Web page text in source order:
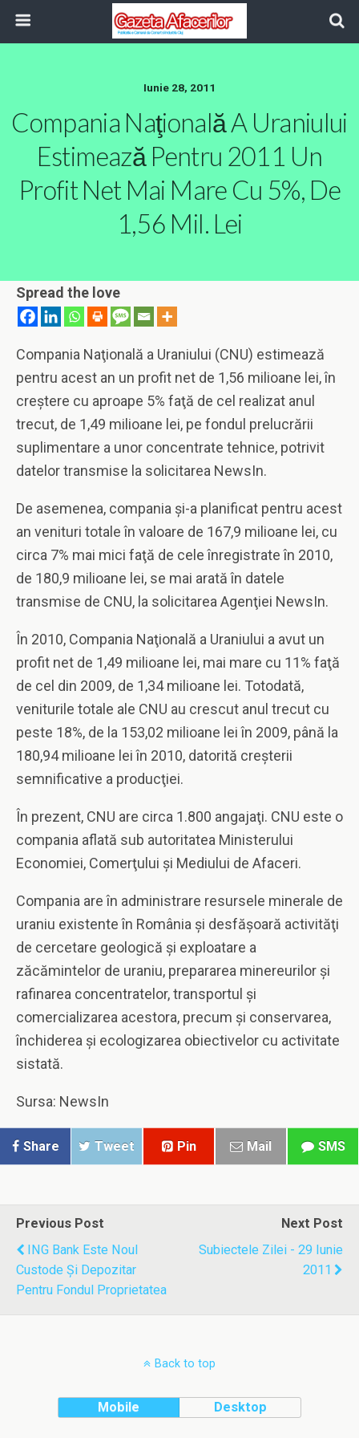
Iunie 28, 2011
Compania Naţională A Uraniului
Estimează Pentru 2011 Un
Profit Net Mai Mare Cu 5%, De
1,56 Mil. Lei
Spread the love
Compania Naţională a Uraniului (CNU) estimează
pentru acest an un profit net de 1,56 milioane lei, în
creştere cu aproape 5% faţă de cel realizat anul
trecut, de 1,49 milioane lei, pe fondul prelucrării
suplimentare a unor concentrate tehnice, potrivit
datelor transmise la solicitarea NewsIn.
De asemenea, compania şi-a planificat pentru acest
an venituri totale în valoare de 167,9 milioane lei, cu
circa 7% mai mici faţă de cele înregistrate în 2010,
de 180,9 milioane lei, se mai arată în datele
transmise de CNU, la solicitarea Agenţiei NewsIn.
În 2010, Compania Naţională a Uraniului a avut un
profit net de 1,49 milioane lei, mai mare cu 11% faţă
de cel din 2009, de 1,34 milioane lei. Totodată,
veniturile totale ale CNU au crescut anul trecut cu
peste 18%, de la 153,02 milioane lei în 2009, până la
180,94 milioane lei în 2010, datorită creşterii
semnificative a producţiei.
În prezent, CNU are circa 1.800 angajaţi. CNU este o
compania aflată sub autoritatea Ministerului
Economiei, Comerţului şi Mediului de Afaceri.
Compania are în administrare resursele minerale de
uraniu existente în România şi desfăşoară activităţi
de cercetare geologică şi exploatare a
zăcămintelor de uraniu, prepararea minereurilor şi
rafinarea concentratelor, transportul şi
comercializarea acestora, precum şi conservarea,
închiderea şi ecologizarea obiectivelor cu activitate
sistată.
Sursa: NewsIn
Share Tweet Pin Mail SMS
Previous Post
ING Bank Este Noul
Custode Şi Depozitar
Pentru Fondul Proprietatea
Next Post
Subiectele Zilei - 29 Iunie
2011
Back to top
Mobile Desktop